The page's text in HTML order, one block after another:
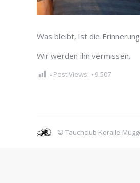
Was bleibt, ist die
Wir werden ihn vermissen.
Post Views: 9.507
© Tauchclub Koralle